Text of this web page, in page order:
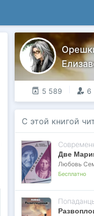
5 589 6
С этой книгой
Две
Любовь
Бесплатно